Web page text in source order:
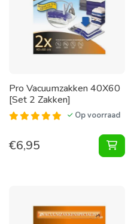
Pakket Vacuumzakken
Pro Vacuumzakken 40X60
[Set 2 Zakken]
Op voorraad
€6,95